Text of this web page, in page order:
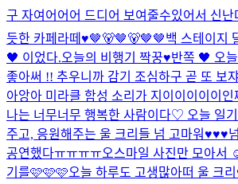
구 자여어어어 드디어 보여줄수있어서
듯한 카페라떼♥🤎🐻🤎🐻🤎🤎백 스테이지
🖤 이었다.오늘의 비행기 짝꿍♥반쪽 🖤 오
좋아써 !! 추우니까 감기 조심하구 곧 또 보
아앙아 미라클 함성 소리가 지이이이이
나는 너무너무 행복한 사람이다♡ 오늘 일
주고, 응원해주는 울 크리들 넘 고마워♥♥♥
공연했다ㅠㅠㅠㅠ오스마일 사진만 모아서
기를🩷🩷🩷오늘 하루도 고생많아떠 울 크